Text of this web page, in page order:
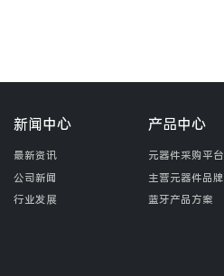
新闻中心
最新资讯
公司新闻
行业发展
产品中心
元器件采购平台
主营元器件品牌
蓝牙产品方案